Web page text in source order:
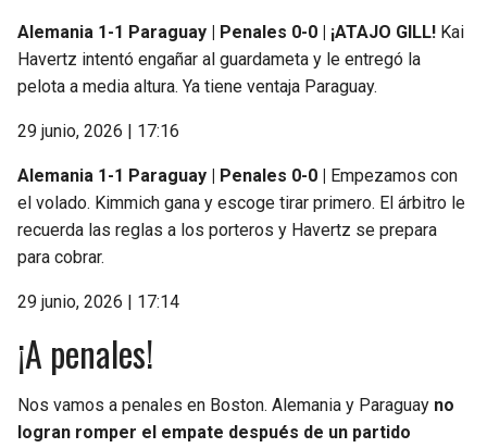
Alemania 1-1 Paraguay | Penales 0-0 | ¡ATAJO GILL! Kai
Havertz intentó engañar al guardameta y le entregó la
pelota a media altura. Ya tiene ventaja Paraguay.
29 junio, 2026 | 17:16
Alemania 1-1 Paraguay | Penales 0-0 |
Empezamos con
el volado. Kimmich gana y escoge tirar primero. El árbitro le
recuerda las reglas a los porteros y Havertz se prepara
para cobrar.
29 junio, 2026 | 17:14
¡A penales!
Nos vamos a penales en Boston. Alemania y Paraguay no
logran romper el empate después de un partido